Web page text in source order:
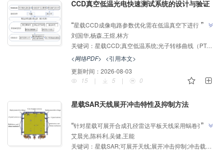
CCD真空低温光电快速测试系统的设计与验证
“星载CCD成像电路参数优化需在低温真空下进行，传
统设备体积大、热循环耗时长。研究团队搭建了"无油
高真空+脉管制冷机+精密温控"的系统架构，研制了一
套小型化的杜瓦装置，介绍了其在星载科学级CCD成
像电路测试领域的研究进展，该团队建立了快速抽排
气、无需液氮、方便装调的测试体系，为解决CCD真
”
刘国华,杨森,王煜,林方
关键词： 星载CCD;真空低温系统;光子转移曲线（PTC）;满阱容量;高效测试
<网络PDF> <引用本文>
更新时间： 2026-08-03
15
| 5 | 0
星载SAR天线展开冲击特性及抑制方法
“针对星载可展开合成孔径雷达平板天线采用蜗卷弹簧
作为驱动源时，展开到位末端冲击载荷过大导致星体平
台失稳及影响天线展开精度的问题，提出了抑制天线到
”
艾晨光,陈科利,吴健,王能
关键词： 星载SAR;可展开天线;展开冲击抑制;冲击载荷测量;指向精度测量